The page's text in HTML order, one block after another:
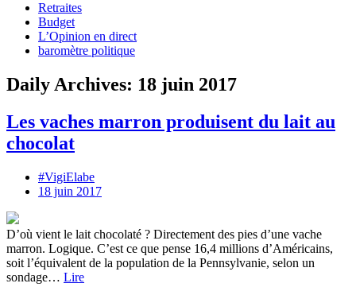
Retraites
Budget
L’Opinion en direct
baromètre politique
Daily Archives: 18 juin 2017
Les vaches marron produisent du lait au
chocolat
#VigiElabe
18 juin 2017
D’où vient le lait chocolaté ? Directement des pies d’une vache
marron. Logique. C’est ce que pense 16,4 millions d’Américains,
soit l’équivalent de la population de la Pennsylvanie, selon un
sondage… Lire